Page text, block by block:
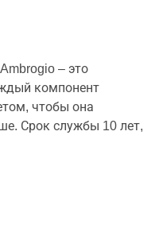
– это
компонент
чтобы она
Срок службы 10 лет,